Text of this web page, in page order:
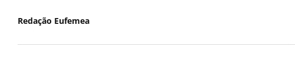
Redação Eufemea